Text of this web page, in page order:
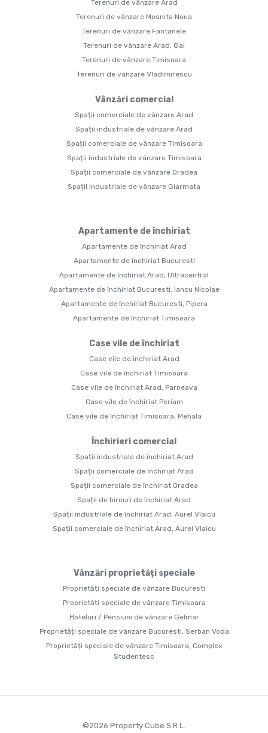
Terenuri de vânzare Arad
Terenuri de vânzare Mosnita Noua
Terenuri de vânzare Fantanele
Terenuri de vânzare Arad, Gai
Terenuri de vânzare Timisoara
Terenuri de vânzare Vladimirescu
Vânzări comercial
Spații comerciale de vânzare Arad
Spații industriale de vânzare Arad
Spații comerciale de vânzare Timisoara
Spații industriale de vânzare Timisoara
Spații comerciale de vânzare Oradea
Spații industriale de vânzare Giarmata
Apartamente de închiriat
Apartamente de închiriat Arad
Apartamente de închiriat Bucuresti
Apartamente de închiriat Arad, Ultracentral
Apartamente de închiriat Bucuresti, Iancu Nicolae
Apartamente de închiriat Bucuresti, Pipera
Apartamente de închiriat Timisoara
Case vile de închiriat
Case vile de închiriat Arad
Case vile de închiriat Timisoara
Case vile de închiriat Arad, Parneava
Case vile de închiriat Periam
Case vile de închiriat Timisoara, Mehala
Închirieri comercial
Spații industriale de închiriat Arad
Spații comerciale de închiriat Arad
Spații comerciale de închiriat Oradea
Spații de birouri de închiriat Arad
Spații industriale de închiriat Arad, Aurel Vlaicu
Spații comerciale de închiriat Arad, Aurel Vlaicu
Vânzări proprietăți speciale
Proprietăți speciale de vânzare Bucuresti
Proprietăți speciale de vânzare Timisoara
Hoteluri / Pensiuni de vânzare Gelmar
Proprietăți speciale de vânzare Bucuresti, Serban Voda
Proprietăți speciale de vânzare Timisoara, Complex
Studentesc
©2026 Property Cube S.R.L.